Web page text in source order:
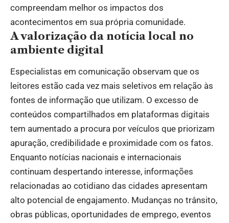
compreendam melhor os impactos dos
acontecimentos em sua própria comunidade.
A valorização da notícia local no
ambiente digital
Especialistas em comunicação observam que os
leitores estão cada vez mais seletivos em relação às
fontes de informação que utilizam. O excesso de
conteúdos compartilhados em plataformas digitais
tem aumentado a procura por veículos que priorizam
apuração, credibilidade e proximidade com os fatos.
Enquanto notícias nacionais e internacionais
continuam despertando interesse, informações
relacionadas ao cotidiano das cidades apresentam
alto potencial de engajamento. Mudanças no trânsito,
obras públicas, oportunidades de emprego, eventos